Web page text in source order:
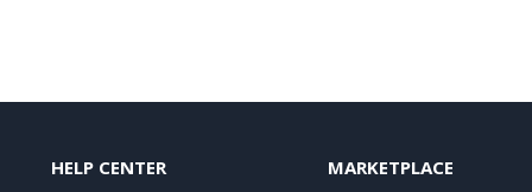
HELP CENTER MARKETPLACE